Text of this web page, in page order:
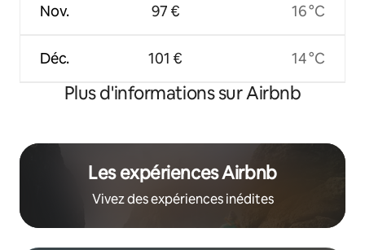
Nov.
Déc.
97 €
101 €
16 °C
14 °C
Plus d'informations sur Airbnb
Les expériences Airbnb
Vivez des expériences inédites